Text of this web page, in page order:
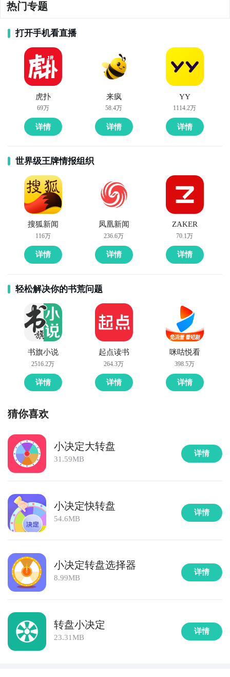
热门专题
打开手机看直播
虎扑
69万
详情
来疯
58.4万
详情
YY
1114.2万
详情
世界级王牌情报组织
搜狐新闻
116万
详情
凤凰新闻
236.6万
详情
ZAKER
70.1万
详情
轻松解决你的书荒问题
书旗小说
2516.2万
详情
起点读书
264.3万
详情
咪咕悦看
398.5万
详情
猜你喜欢
小决定大转盘
31.59MB
详情
小决定快转盘
54.6MB
详情
小决定转盘选择器
8.99MB
详情
转盘小决定
23.31MB
详情